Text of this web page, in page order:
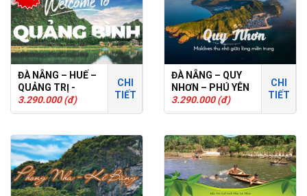
ĐÀ NẴNG – HUẾ –
QUẢNG TRỊ -
QUẢNG BÌNH
3N2Đ
3.290.000 (đ)
CHI
TIẾT
ĐÀ NẴNG – QUY
NHƠN – PHÚ YÊN
3N2Đ
3.290.000 (đ)
CHI
TIẾT